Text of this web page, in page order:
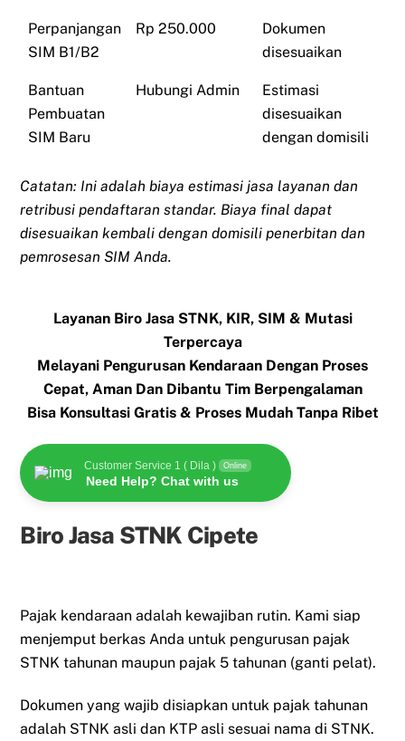
Perpanjangan
SIM B1/B2
Rp 250.000
Dokumen
disesuaikan
Bantuan
Pembuatan
SIM Baru
Hubungi Admin
Estimasi
disesuaikan
dengan domisili
Catatan: Ini adalah biaya estimasi jasa layanan dan
retribusi pendaftaran standar. Biaya final dapat
disesuaikan kembali dengan domisili penerbitan dan
pemrosesan SIM Anda.
Layanan Biro Jasa STNK, KIR, SIM & Mutasi
Terpercaya
Melayani Pengurusan Kendaraan Dengan Proses
Cepat, Aman Dan Dibantu Tim Berpengalaman
Bisa Konsultasi Gratis & Proses Mudah Tanpa Ribet
Customer Service 1 ( Dila ) Online
Need Help? Chat with us
Biro Jasa STNK Cipete
Pajak kendaraan adalah kewajiban rutin. Kami siap
menjemput berkas Anda untuk pengurusan pajak
STNK tahunan maupun pajak 5 tahunan (ganti pelat).
Dokumen yang wajib disiapkan untuk pajak tahunan
adalah STNK asli dan KTP asli sesuai nama di STNK.